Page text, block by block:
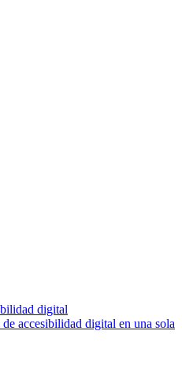
digital
accesibilidad digital en una sola